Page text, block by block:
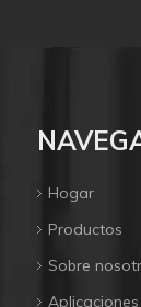
Hogar
Productos
Sobre
Aplicaciones